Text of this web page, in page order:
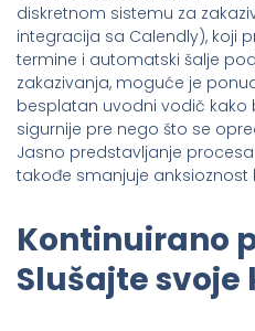
diskretnom sistemu za
integracija sa Calendly), koji
termine i automatski šalje
zakazivanja, moguće je
besplatan uvodni vodič kako
sigurnije pre nego što se
Jasno predstavljanje
takođe smanjuje
Kontinuirano
Slušajte svoje